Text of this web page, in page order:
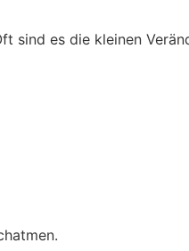
sind es die kleinen